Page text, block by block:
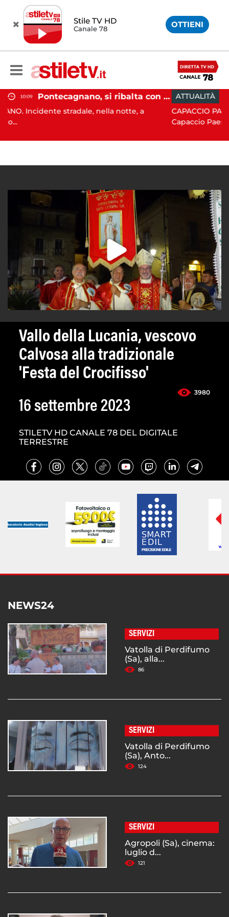
Stile TV HD
Canale 78 OTTIENI
Pontecagnano, si ribalta con l'auto alla rotatoria: giovane ferito
nella notte, a
ATTUALITÀ 15:05
CAPACCIO PAESTUM. Incisiva
Vallo della Lucania, vescovo
Calvosa alla tradizionale
'Festa del Crocifisso'
3980
16 settembre 2023
STILETV HD CANALE 78 DEL DIGITALE
TERRESTRE
NEWS24
SERVIZI
Vatolla di Perdifumo
(Sa), alla...
86
SERVIZI
Vatolla di Perdifumo
(Sa), Anto...
124
SERVIZI
Agropoli (Sa), cinema:
luglio d...
121